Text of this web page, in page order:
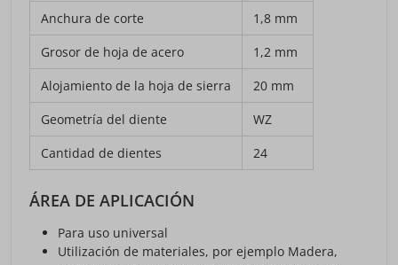
Anchura de corte
1,8 mm
Grosor de hoja de acero
1,2 mm
Alojamiento de la hoja de sierra
20 mm
Geometría del diente
WZ
Cantidad de dientes
24
ÁREA DE APLICACIÓN
Para uso universal
Utilización de materiales, por ejemplo Madera,